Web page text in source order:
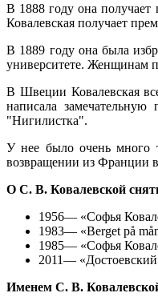
В 1888 году она
Ковалевская получает
В 1889 году она была
университете. Женщинам
В Швеции Ковалевская
написала
"Нигилистка".
У нее было очень много
возвращении из Франции
О С. В. Ковалевской
1956— «Софья
1983— «Berget på
1985— «Софья
2011—
Именем С. В.